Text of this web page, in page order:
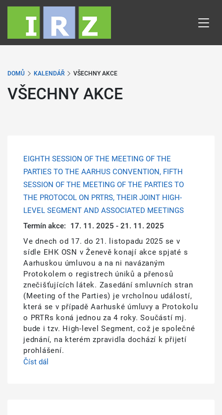
Přejít
obsahu
DOMŮ KALENDÁŘ VŠECHNY AKCE
VŠECHNY AKCE
EIGHTH SESSION OF THE MEETING OF THE
PARTIES TO THE AARHUS CONVENTION, FIFTH
SESSION OF THE MEETING OF THE PARTIES TO
THE PROTOCOL ON PRTRS, THEIR JOINT HIGH-
LEVEL SEGMENT AND ASSOCIATED MEETINGS
Termín akce:
17. 11. 2025 - 21. 11. 2025
Ve dnech od 17. do 21. listopadu 2025 se v
sídle EHK OSN v Ženevě konají akce spjaté s
Aarhuskou úmluvou a na ni navázaným
Protokolem o registrech úniků a přenosů
znečišťujících látek. Zasedání smluvních stran
(Meeting of the Parties) je vrcholnou událostí,
která se v případě Aarhuské úmluvy a Protokolu
o PRTRs koná jednou za 4 roky. Součástí mj.
bude i tzv. High-level Segment, což je společné
jednání, na kterém zpravidla dochází k přijetí
prohlášení.
Číst dál